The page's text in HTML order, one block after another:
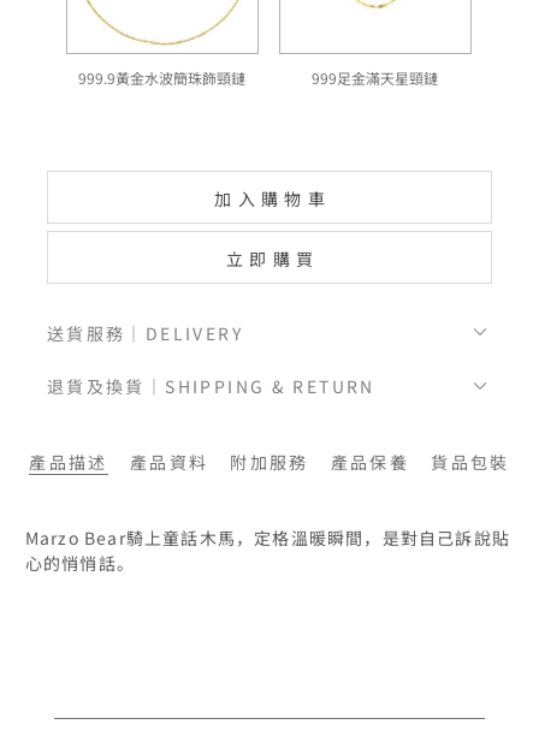
999.9黃金水波簡珠飾頸鏈 999足金滿天星頸鏈
加入購物車
立即購買
送貨服務｜DELIVERY
退貨及換貨｜SHIPPING & RETURN
產品描述 產品資料 附加服務 產品保養 貨品包裝
Marzo Bear騎上童話木馬，定格溫暖瞬間，是對自己訴說貼
心的悄悄話。